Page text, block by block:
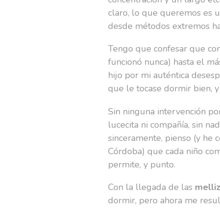
claro, lo que queremos es
desde métodos extremos
Tengo que confesar que
funcionó nunca) hasta el
hijo por mi auténtica
que le tocase dormir bien,
Sin ninguna intervención
lucecita ni compañía, sin
sinceramente, pienso (y he
Córdoba) que cada niño
permite, y punto.
Con la llegada de las
dormir, pero ahora me